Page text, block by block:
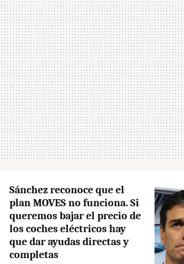
Sánchez reconoce que el
plan MOVES no funciona. Si
queremos bajar el precio de
los coches eléctricos hay
que dar ayudas directas y
completas